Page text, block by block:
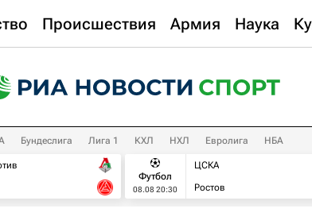
Происшествия Армия Наука
Бундеслига Лига 1 КХЛ НХЛ Евролига НБА
Футбол
08.08 20:30
ЦСКА
Ростов